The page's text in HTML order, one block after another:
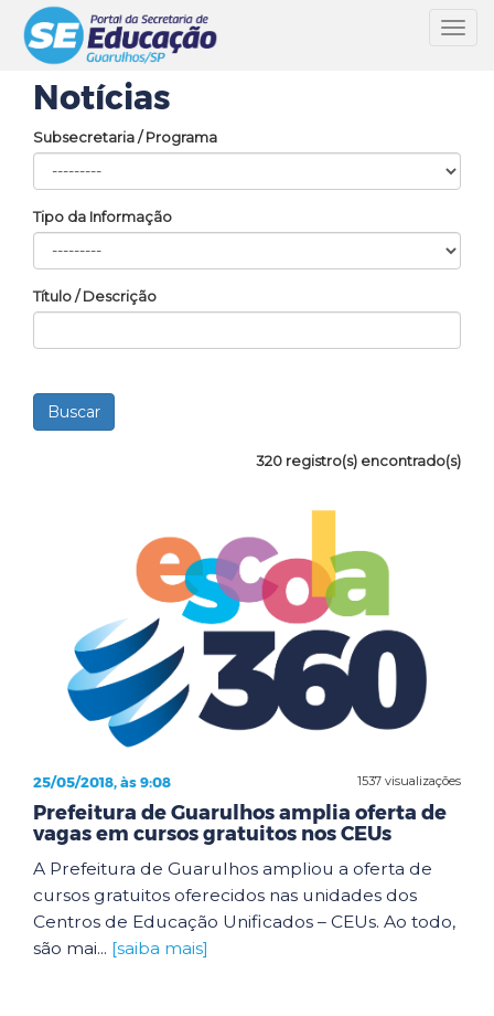
Notícias
Subsecretaria / Programa
Tipo da Informação
Título / Descrição
320 registro(s) encontrado(s)
1537 visualizações
25/05/2018, às 9:08
Prefeitura de Guarulhos amplia oferta de
vagas em cursos gratuitos nos CEUs
A Prefeitura de Guarulhos ampliou a oferta de
cursos gratuitos oferecidos nas unidades dos
Centros de Educação Unificados – CEUs. Ao todo,
são mai... [saiba mais]